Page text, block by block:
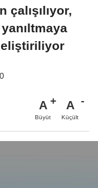
A
Büyüt
A
Küçült